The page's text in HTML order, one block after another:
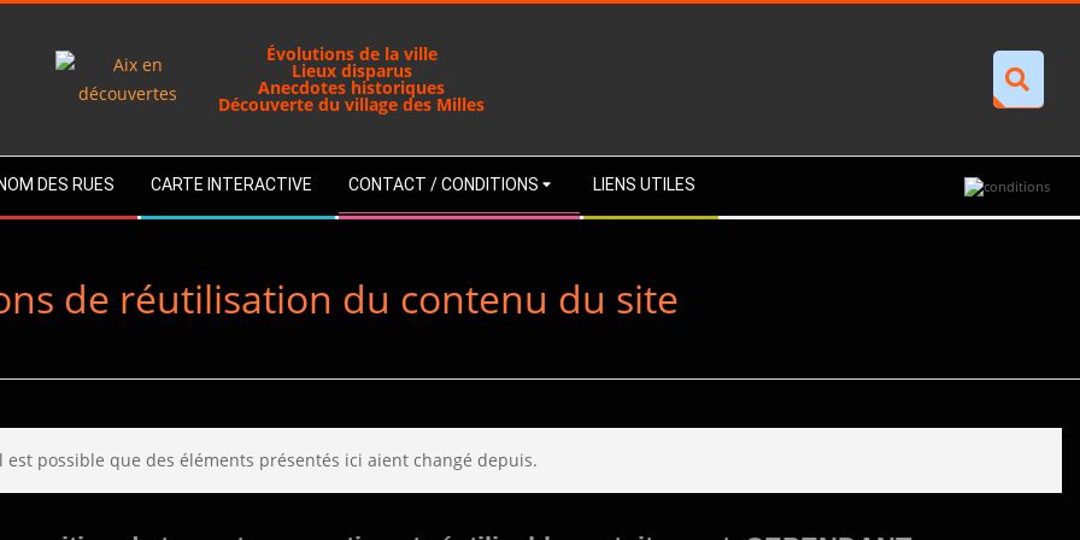
Évolutions de la ville
Lieux disparus
Anecdotes historiques
Découverte du village des Milles
DES RUES CARTE INTERACTIVE CONTACT / CONDITIONS LIENS UTILES
de réutilisation du contenu du site
possible que des éléments présentés ici aient changé depuis.